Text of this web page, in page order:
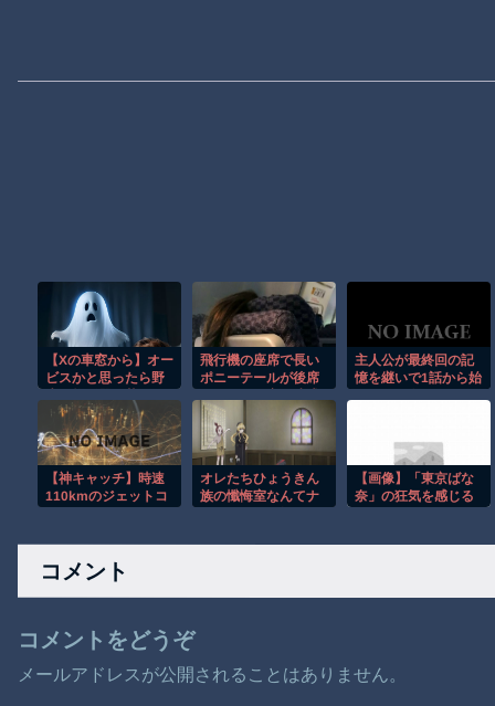
【Xの車窓から】オー
ビスかと思ったら野
か
飛行機の座席で長い
ポニーテールが後席
行為！！
主人公が最終回の記
憶を継いで1話から始
【神キャッチ】時速
110kmのジェットコ
チ！全員大歓喜ｗ
オレたちひょうきん
族の懺悔室なんてナ
【画像】「東京ばな
奈」の狂気を感じる
コメント
コメントをどうぞ
メールアドレスが公開されることはありません。